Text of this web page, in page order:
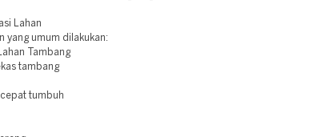
Lahan
yang umum dilakukan:
Tambang
tambang
tumbuh